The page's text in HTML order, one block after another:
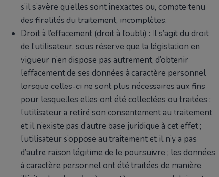
s’il s’avère qu’elles sont inexactes ou, compte tenu
des finalités du traitement, incomplètes.
Droit à l’effacement (droit à l’oubli) : Il s’agit du droit
de l’utilisateur, sous réserve que la législation en
vigueur n’en dispose pas autrement, d’obtenir
l’effacement de ses données à caractère personnel
lorsque celles-ci ne sont plus nécessaires aux fins
pour lesquelles elles ont été collectées ou traitées ;
l’utilisateur a retiré son consentement au traitement
et il n’existe pas d’autre base juridique à cet effet ;
l’utilisateur s’oppose au traitement et il n’y a pas
d’autre raison légitime de le poursuivre ; les données
à caractère personnel ont été traitées de manière